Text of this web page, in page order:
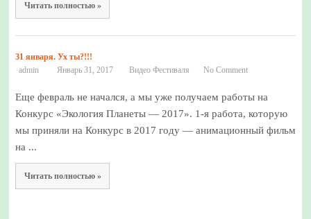
Читать полностью »
31 января. Ух ты?!!!
admin
Январь 31, 2017 Видео Фестиваля No Comment
Еще февраль не начался, а мы уже получаем работы на
Конкурс «Экология Планеты — 2017». 1-я работа, которую
мы приняли на Конкурс в 2017 году — анимационный фильм
на ...
Читать полностью »